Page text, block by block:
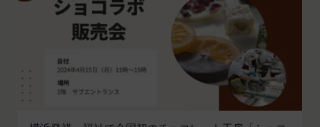
会員は、プライバシーポリシーの定めに従い、当社
が会員から取得した情報を取り扱うことについて、
承諾したものとします。
当社は取得した会員情報を下記の目的に利用するこ
とがあります。
本サービスへのログイン時における本人確認
メールマガジンおよび広告等の情報配信並びに